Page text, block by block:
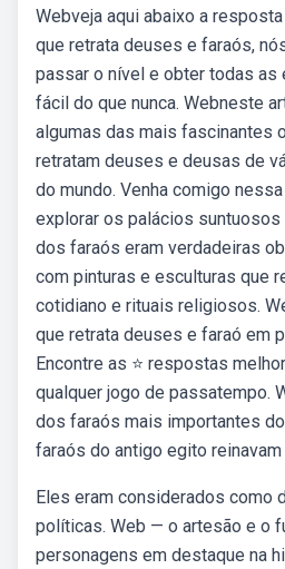
Webveja aqui abaixo a
que retrata deuses e faraós,
passar o nível e obter todas as
fácil do que nunca. Webneste
algumas das mais fascinantes
retratam deuses e deusas de
do mundo. Venha comigo
explorar os palácios
dos faraós eram verdadeiras
com pinturas e esculturas que
cotidiano e rituais religiosos.
que retrata deuses e faraó em
Encontre as ⭐ respostas
qualquer jogo de passatempo.
dos faraós mais importantes
faraós do antigo egito
Eles eram considerados como
políticas. Web — o artesão e o
personagens em destaque na